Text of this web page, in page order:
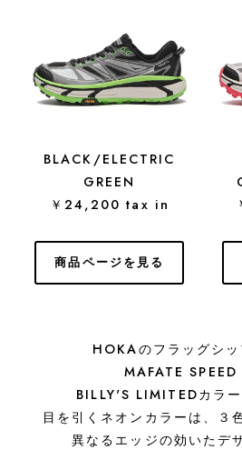
BLACK/ELECTRIC
GREEN
￥24,200 tax in
商品ページを見る
HOKAのフラッグシッ
MAFATE SPEED
BILLY'S LIMITEDカラー
目を引くネオンカラーは、３
異なるエッジの効いたデ